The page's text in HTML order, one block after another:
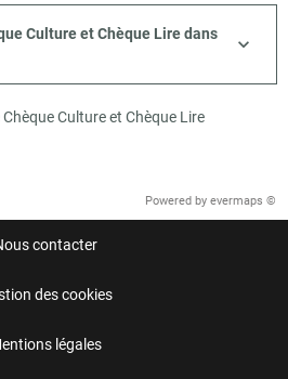
Culture et Chèque Lire dans
Culture et Chèque Lire
Powered by evermaps ©
contacter
des cookies
légales